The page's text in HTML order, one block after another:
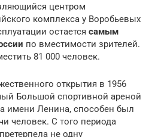
центром
комплекса у Воробьевых
остается самым
по вместимости зрителей.
81 000 человек.
открытия в 1956
Большой спортивной ареной
имени Ленина, способен был
человек. С того периода
не одну